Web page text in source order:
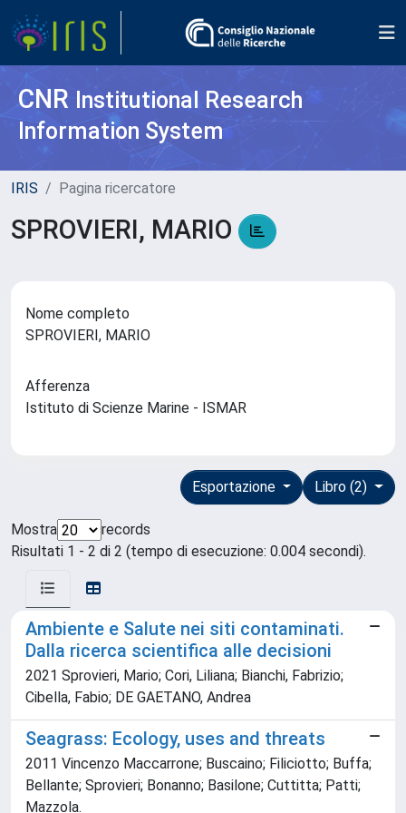
CNR Institutional Research
Information System
IRIS Pagina ricercatore
SPROVIERI, MARIO
Nome completo
SPROVIERI, MARIO
Afferenza
Istituto di Scienze Marine - ISMAR
Libro (2)
Esportazione
Mostra
records
Risultati 1 - 2 di 2 (tempo di esecuzione: 0.004 secondi).
Ambiente e Salute nei siti contaminati.
Dalla ricerca scientifica alle decisioni
2021 Sprovieri, Mario; Cori, Liliana; Bianchi, Fabrizio;
Cibella, Fabio; DE GAETANO, Andrea
Seagrass: Ecology, uses and threats
2011 Vincenzo Maccarrone; Buscaino; Filiciotto; Buffa;
Bellante; Sprovieri; Bonanno; Basilone; Cuttitta; Patti;
Mazzola.